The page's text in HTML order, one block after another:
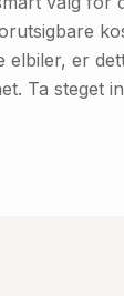
er
Ta steget